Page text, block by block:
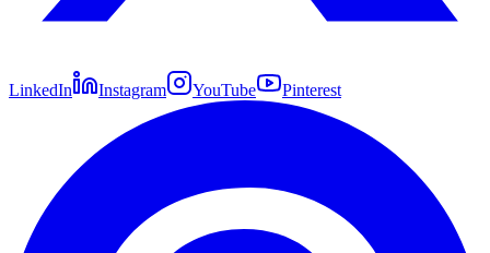
LinkedIn Instagram YouTube Pinterest